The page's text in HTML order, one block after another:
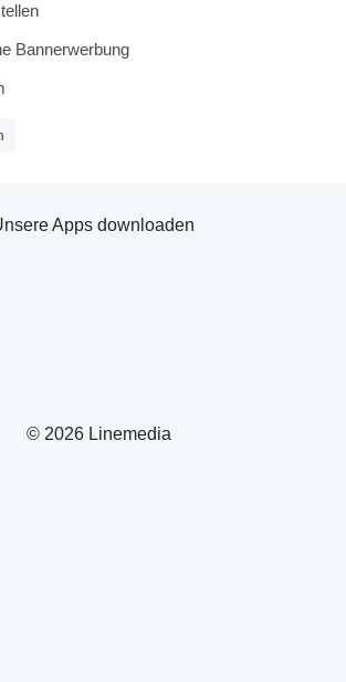
Bannerwerbung
© 2026 Linemedia
Apps downloaden